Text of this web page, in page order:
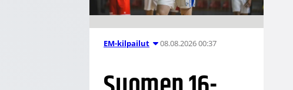
EM-kilpailut 08.08.2026 00:37